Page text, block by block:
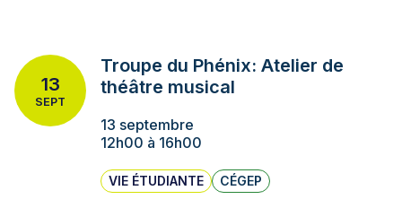
13
SEPT
Troupe du Phénix: Atelier de
théâtre musical
13 septembre
12h00 à 16h00
VIE ÉTUDIANTE CÉGEP